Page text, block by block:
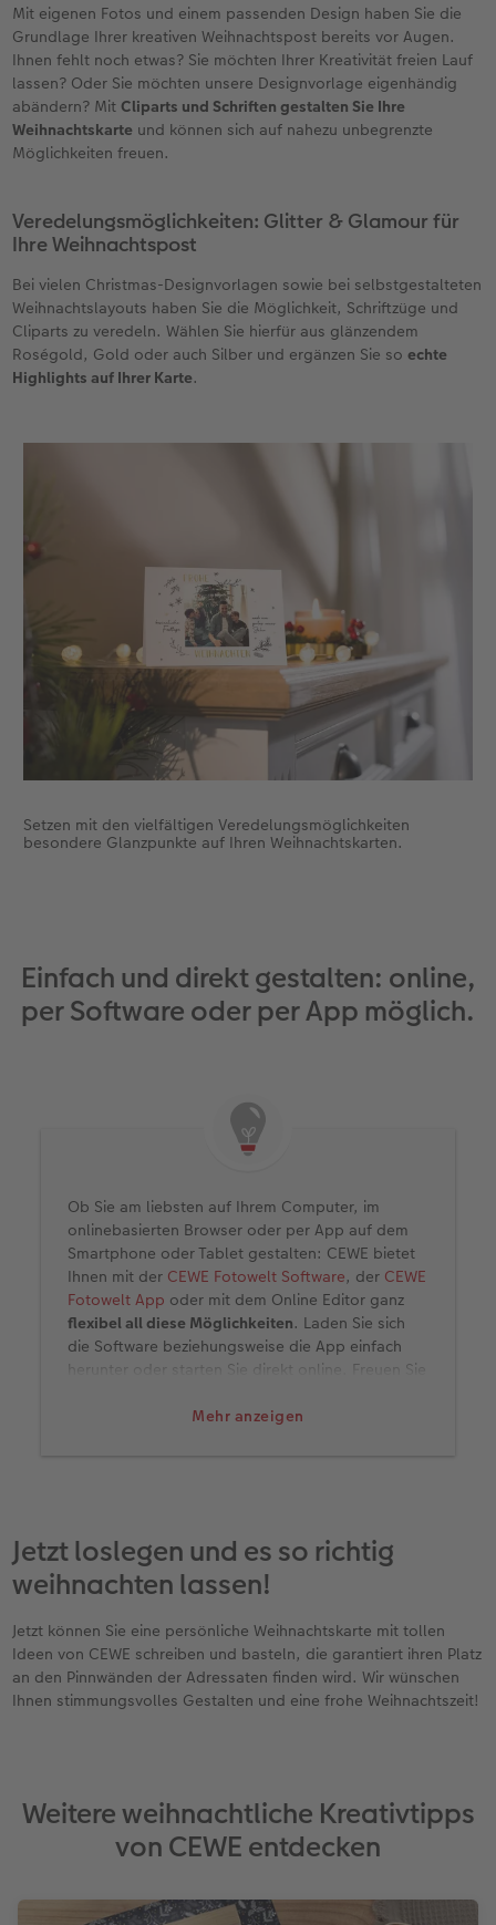
Mit eigenen Fotos und einem passenden Design haben Sie die
Grundlage Ihrer kreativen Weihnachtspost bereits vor Augen.
Ihnen fehlt noch etwas? Sie möchten Ihrer Kreativität freien Lauf
lassen? Oder Sie möchten unsere Designvorlage eigenhändig
abändern? Mit Cliparts und Schriften gestalten Sie Ihre
Weihnachtskarte und können sich auf nahezu unbegrenzte
Möglichkeiten freuen.
Veredelungsmöglichkeiten: Glitter & Glamour für
Ihre Weihnachtspost
Bei vielen Christmas-Designvorlagen sowie bei selbstgestalteten
Weihnachtslayouts haben Sie die Möglichkeit, Schriftzüge und
Cliparts zu veredeln. Wählen Sie hierfür aus glänzendem
Roségold, Gold oder auch Silber und ergänzen Sie soechte
Highlights auf Ihrer Karte.
Setzen mit den vielfältigen Veredelungsmöglichkeiten
besondere Glanzpunkte auf Ihren Weihnachtskarten.
Einfach und direkt gestalten: online,
per Software oder per App möglich.
Mehr anzeigen
Ob Sie am liebsten auf Ihrem Computer, im
onlinebasierten Browser oder per App auf dem
Smartphone oder Tablet gestalten: CEWE bietet
Ihnen mit der CEWE Fotowelt Software, der CEWE
Fotowelt App oder mit dem Online Editor ganz
flexibel all diese Möglichkeiten. Laden Sie sich
die Software beziehungsweise die App einfach
herunter oder starten Sie direkt online. Freuen Sie
individuellen Weihnachtskarte.
Jetzt loslegen und es so richtig
weihnachten lassen!
Jetzt können Sie eine persönliche Weihnachtskarte mit tollen
Ideen von CEWE schreiben und basteln, die garantiert ihren Platz
an den Pinnwänden der Adressaten finden wird. Wir wünschen
Ihnen stimmungsvolles Gestalten und eine frohe Weihnachtszeit!
Weitere weihnachtliche Kreativtipps
von CEWE entdecken